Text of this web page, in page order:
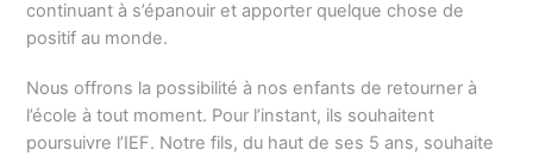
continuant à s’épanouir et apporter quelque chose de
positif au monde.
Nous offrons la possibilité à nos enfants de retourner à
l’école à tout moment. Pour l’instant, ils souhaitent
poursuivre l’IEF. Notre fils, du haut de ses 5 ans, souhaite